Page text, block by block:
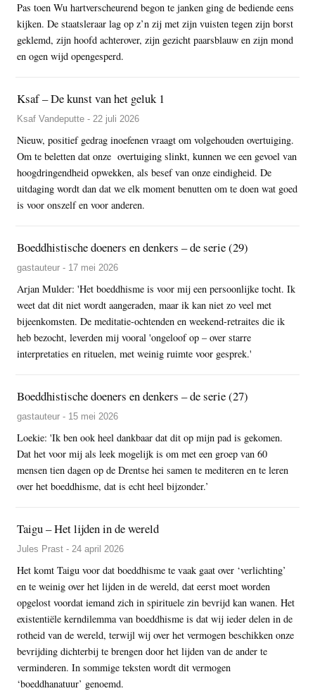
Pas toen Wu hartverscheurend begon te janken ging de bediende eens
kijken. De staatsleraar lag op z’n zij met zijn vuisten tegen zijn borst
geklemd, zijn hoofd achterover, zijn gezicht paarsblauw en zijn mond
en ogen wijd opengesperd.
Ksaf – De kunst van het geluk 1
Ksaf Vandeputte - 22 juli 2026
Nieuw, positief gedrag inoefenen vraagt om volgehouden overtuiging.
Om te beletten dat onze overtuiging slinkt, kunnen we een gevoel van
hoogdringendheid opwekken, als besef van onze eindigheid. De
uitdaging wordt dan dat we elk moment benutten om te doen wat goed
is voor onszelf en voor anderen.
Boeddhistische doeners en denkers – de serie (29)
gastauteur - 17 mei 2026
Arjan Mulder: 'Het boeddhisme is voor mij een persoonlijke tocht. Ik
weet dat dit niet wordt aangeraden, maar ik kan niet zo veel met
bijeenkomsten. De meditatie-ochtenden en weekend-retraites die ik
heb bezocht, leverden mij vooral 'ongeloof op – over starre
interpretaties en rituelen, met weinig ruimte voor gesprek.'
Boeddhistische doeners en denkers – de serie (27)
gastauteur - 15 mei 2026
Loekie: 'Ik ben ook heel dankbaar dat dit op mijn pad is gekomen.
Dat het voor mij als leek mogelijk is om met een groep van 60
mensen tien dagen op de Drentse hei samen te mediteren en te leren
over het boeddhisme, dat is echt heel bijzonder.’
Taigu – Het lijden in de wereld
Jules Prast - 24 april 2026
Het komt Taigu voor dat boeddhisme te vaak gaat over ‘verlichting’
en te weinig over het lijden in de wereld, dat eerst moet worden
opgelost voordat iemand zich in spirituele zin bevrijd kan wanen. Het
existentiële kerndilemma van boeddhisme is dat wij ieder delen in de
rotheid van de wereld, terwijl wij over het vermogen beschikken onze
bevrijding dichterbij te brengen door het lijden van de ander te
verminderen. In sommige teksten wordt dit vermogen
‘boeddhanatuur’ genoemd.